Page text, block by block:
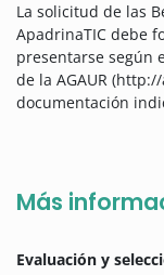
La solicitud de las
ApadrinaTIC debe
presentarse según
de la AGAUR
documentación
Más
Evaluación y